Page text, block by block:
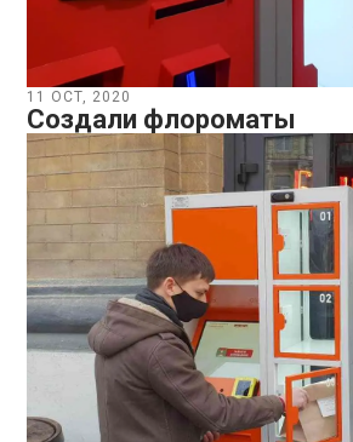
11 OCT, 2020
Создали флороматы